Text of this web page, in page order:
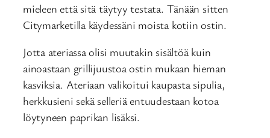
mieleen että sitä täytyy testata. Tänään sitten
Citymarketilla käydessäni moista kotiin ostin.
Jotta ateriassa olisi muutakin sisältöä kuin
ainoastaan grillijuustoa ostin mukaan hieman
kasviksia. Ateriaan valikoitui kaupasta sipulia,
herkkusieni sekä selleriä entuudestaan kotoa
löytyneen paprikan lisäksi.